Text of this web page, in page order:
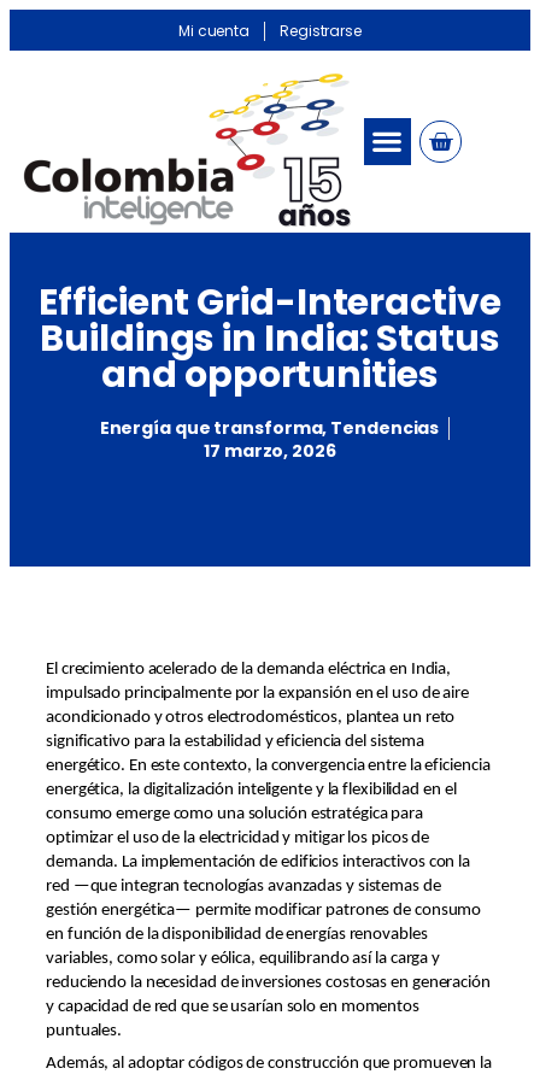
Mi cuenta Registrarse
Efficient Grid-Interactive
Buildings in India: Status
and opportunities
Energía que transforma, Tendencias
17 marzo, 2026
El crecimiento acelerado de la demanda eléctrica en India,
impulsado principalmente por la expansión en el uso de aire
acondicionado y otros electrodomésticos, plantea un reto
significativo para la estabilidad y eficiencia del sistema
energético. En este contexto, la convergencia entre la eficiencia
energética, la digitalización inteligente y la flexibilidad en el
consumo emerge como una solución estratégica para
optimizar el uso de la electricidad y mitigar los picos de
demanda. La implementación de edificios interactivos con la
red —que integran tecnologías avanzadas y sistemas de
gestión energética— permite modificar patrones de consumo
en función de la disponibilidad de energías renovables
variables, como solar y eólica, equilibrando así la carga y
reduciendo la necesidad de inversiones costosas en generación
y capacidad de red que se usarían solo en momentos
puntuales.
Además, al adoptar códigos de construcción que promueven la